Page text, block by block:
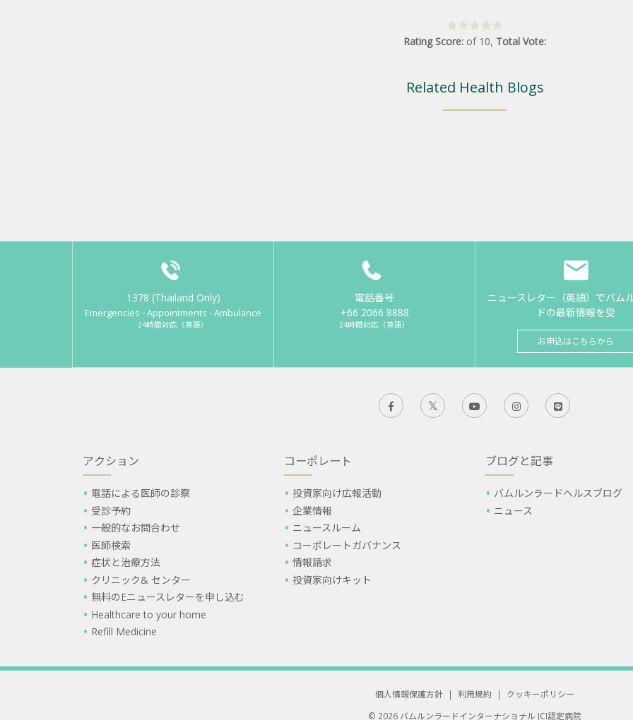
Rating Score: of 10, Total Vote:
Related Health Blogs
1378 (Thailand Only)
Emergencies - Appointments - Ambulance
24時間対応（英語）
電話番号
+66 2066 8888
24時間対応（英語）
ニュースレター（英語）でバム
ドの最新情報を受
お申込はこちらから
アクション
電話による医師の診察
受診予約
一般的なお問合わせ
医師検索
症状と治療方法
クリニック& センター
無料のEニュースレターを申し込む
Healthcare to your home
Refill Medicine
コーポレート
投資家向け広報活動
企業情報
ニュースルーム
コーポレートガバナンス
情報請求
投資家向けキット
ブログと記事
バムルンラードヘルスブログ
ニュース
個人情報保護方針 | 利用規約 |
クッキーポリシー
© 2026 バムルンラードインターナショナル JCI認定病院